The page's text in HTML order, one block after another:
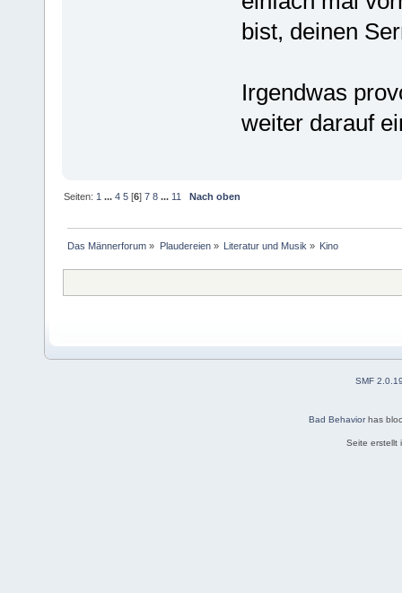
bist, deinen
Irgendwas
weiter darauf
Seiten: 1 ...4 5 [6]7 8 ... 11 Nach oben
Das Männerforum » Plaudereien» Literatur und Musik » Kino
SMF
Bad Behaviorhas
Seite erstellt